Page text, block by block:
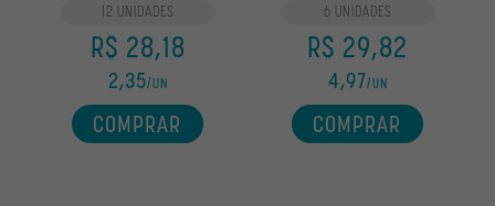
12 UNIDADES
R$ 28,18
2,35/UN
COMPRAR
6 UNIDADES
R$ 29,82
4,97/UN
COMPRAR